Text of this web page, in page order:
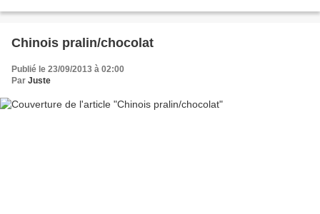
Chinois pralin/chocolat
Publié le 23/09/2013 à 02:00
Par Juste